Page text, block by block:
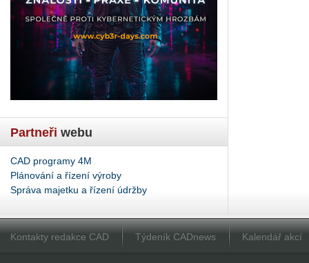
Partneři webu
CAD programy 4M
Plánování a řízení výroby
Správa majetku a řízení údržby
Kontakty redakce CAD Týdeník CADnews Kalendář akcí